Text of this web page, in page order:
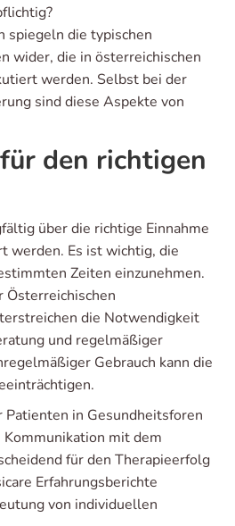
spiegeln die typischen
wider, die in österreichischen
werden. Selbst bei der
sind diese Aspekte von
den richtigen
über die richtige Einnahme
werden. Es ist wichtig, die
Zeiten einzunehmen.
Österreichischen
die Notwendigkeit
und regelmäßiger
Gebrauch kann die
Patienten in Gesundheitsforen
Kommunikation mit dem
für den Therapieerfolg
Erfahrungsberichte
von individuellen